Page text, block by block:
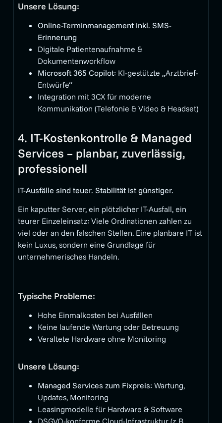
Unsere Lösung:
Online-Terminmanagement inkl. SMS-
Erinnerung
Digitale Patientenaufnahme &
Dokumentenworkflow
Microsoft 365 Copilot: KI-gestützte „Arztbrief-
Entwürfe“
Integration mit 3CX für moderne
Kommunikation (Telefonie & Video & Headset)
4. IT-Kostenkontrolle & Managed
Services – planbar, zuverlässig,
professionell
IT-Ausfälle sind teuer. Stabilität ist günstiger.
Ein kaputter Server, ein plötzlicher IT-Ausfall, ein
teurer Einzeleinsatz: Viele Ordinationen zahlen zu
viel oder an den falschen Stellen. Eine planbare IT ist
kein Luxus, sondern eine Grundlage für
unternehmerisches Handeln.
Typische Probleme:
Hohe Einmalkosten bei Ausfällen
Keine laufende Wartung oder Betreuung
Veraltete Hardware ohne Monitoring
Unsere Lösung:
Managed Services zum Fixpreis: Wartung,
Updates, Monitoring
Leasingmodelle für Hardware & Software